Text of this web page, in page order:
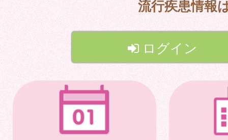
流行疾患情報
ログイン